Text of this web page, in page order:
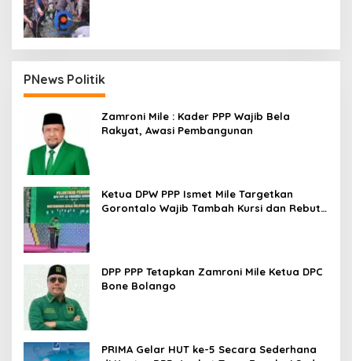
PNews Politik
Zamroni Mile : Kader PPP Wajib Bela
Rakyat, Awasi Pembangunan
Ketua DPW PPP Ismet Mile Targetkan
Gorontalo Wajib Tambah Kursi dan Rebut
DPP PPP Tetapkan Zamroni Mile Ketua DPC
Bone Bolango
PRIMA Gelar HUT ke-5 Secara Sederhana